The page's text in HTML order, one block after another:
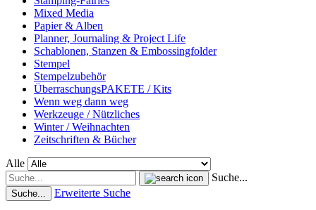
Mixed Media
Papier & Alben
Planner, Journaling & Project Life
Schablonen, Stanzen & Embossingfolder
Stempel
Stempelzubehör
ÜberraschungsPAKETE / Kits
Wenn weg dann weg
Werkzeuge / Nützliches
Winter / Weihnachten
Zeitschriften & Bücher
Alle
Suche...
Suche... Erweiterte Suche